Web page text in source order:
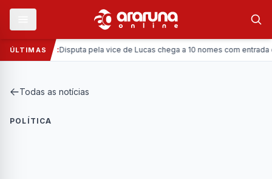
ÚLTIMAS
Política: Disputa pela vice de Lucas chega a 10 nomes com entrada
Todas as notícias
POLÍTICA